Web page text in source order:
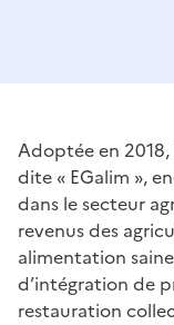
Adoptée en
dite « EGalim »,
dans le secteur
revenus des
alimentation
d’intégration de
restauration